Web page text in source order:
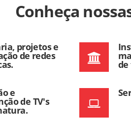
Conheça
projetos e
de redes
de
e
de TV's